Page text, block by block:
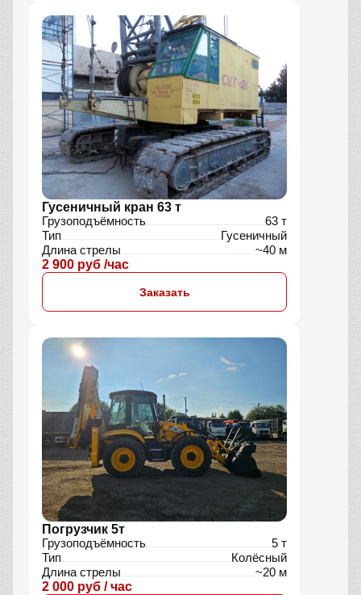
Гусеничный кран 63 т
Грузоподъёмность
63 т
Тип
Гусеничный
Длина стрелы
~40 м
2 900 руб /час
Заказать
Погрузчик 5т
Грузоподъёмность
5 т
Тип
Колёсный
Длина стрелы
~20 м
2 000 руб / час